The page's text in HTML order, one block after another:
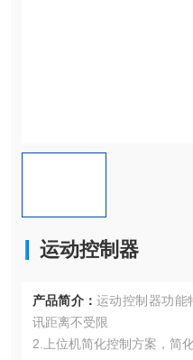
运动控制器
产品简介： 运动控制器功能
讯距离不受限
2.上位机简化控制方案，简